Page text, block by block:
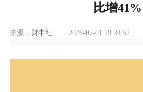
比增41%
来源： 财中社 2026-07-01 19:34:52